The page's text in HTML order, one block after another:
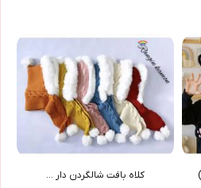
کلاه بافت شالگردن دار ...